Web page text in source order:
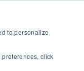
to personalize
click